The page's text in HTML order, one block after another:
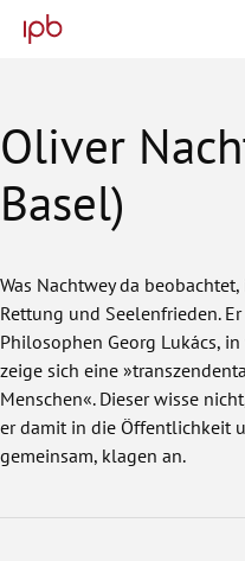
Inhalt
Oliver
Basel)
Was Nachtwey da
Rettung und Seelenfrieden.
Philosophen Georg Lukács,
zeige sich eine
Menschen«. Dieser wisse
er damit in die Öffentlichkeit
gemeinsam, klagen an.